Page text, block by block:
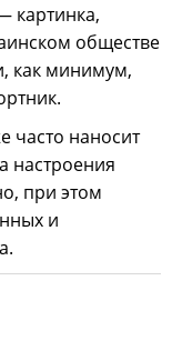
картинка,
обществе
как минимум,
часто наносит
настроения
при этом
и